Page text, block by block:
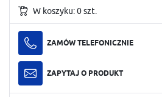
W koszyku:0szt.
ZAMÓW TELEFONICZNIE
ZAPYTAJ O PRODUKT